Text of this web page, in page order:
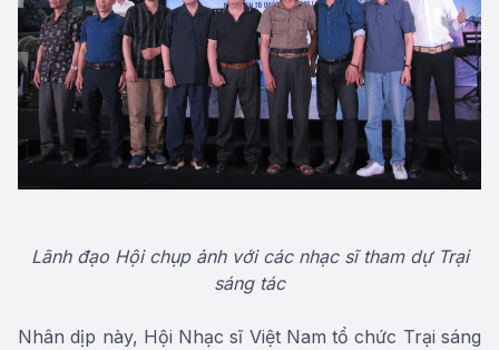
Lãnh đạo Hội chụp ảnh với các nhạc sĩ tham dự Trại
sáng tác
Nhân dịp này, Hội Nhạc sĩ Việt Nam tổ chức Trại sáng